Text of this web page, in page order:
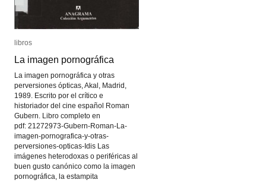
libros
La imagen pornográfica
La imagen pornográfica y otras
perversiones ópticas, Akal, Madrid,
1989. Escrito por el crítico e
historiador del cine español Roman
Gubern. Libro completo en
pdf: 21272973-Gubern-Roman-La-
imagen-pornografica-y-otras-
perversiones-opticas-Idis Las
imágenes heterodoxas o periféricas al
buen gusto canónico como la imagen
pornográfica, la estampita
libros
La imagen pornográfica